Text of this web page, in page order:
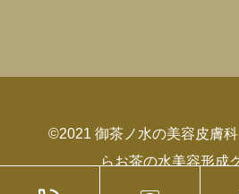
©2021 御茶ノ水の美容皮膚
らお茶の水美容形成